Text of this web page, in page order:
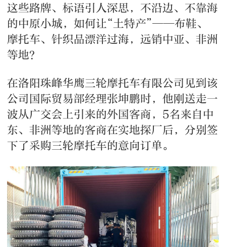
这些路牌、标语引人深思，不沿边、不靠海
的中原小城，如何让“土特产”——布鞋、
摩托车、针织品漂洋过海，远销中亚、非洲
等地？
在洛阳珠峰华鹰三轮摩托车有限公司见到该
公司国际贸易部经理张坤鹏时，他刚送走一
波从广交会上引来的外国客商，5名来自中
东、非洲等地的客商在实地探厂后，分别签
下了采购三轮摩托车的意向订单。